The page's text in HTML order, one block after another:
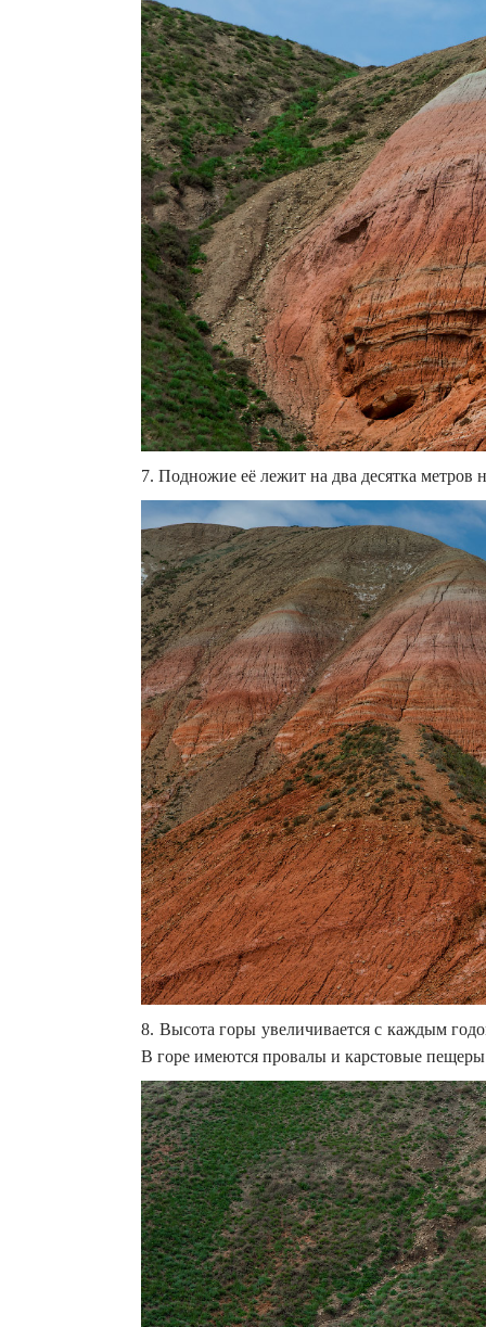
7. Подножие её лежит на два десятка
8. Высота горы увеличивается с каждым
В горе имеются провалы и карстовые